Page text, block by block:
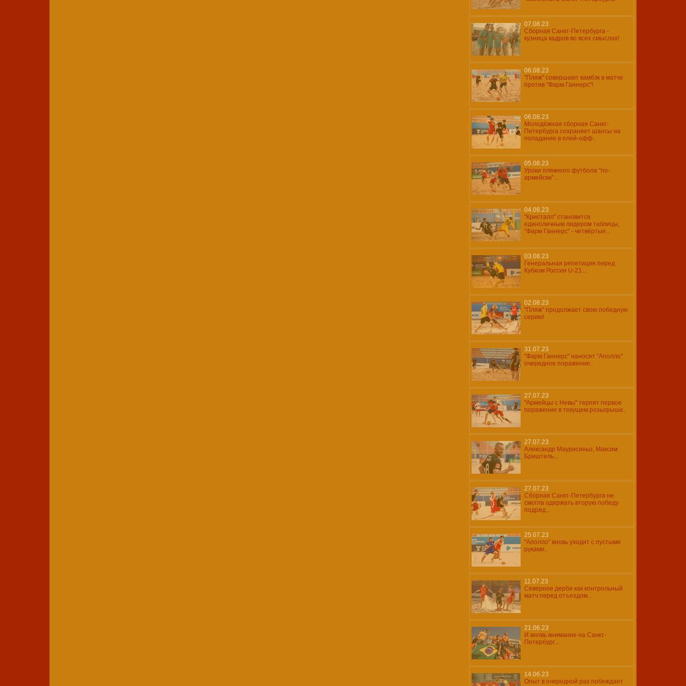
07.08.23
Сборная Санкт-Петербурга -
кузница кадров во всех смыслах!
06.08.23
"Пляж" совершают камбэк в матче
против "Фарм Ганнерс"!
06.08.23
Молодёжная сборная Санкт-
Петербурга сохраняет шансы на
попадание в плей-офф..
05.08.23
Уроки пляжного футбола "по-
армейски"...
04.08.23
"Кристалл" становится
единоличным лидером таблицы,
"Фарм Ганнерс" - четвёртые...
03.08.23
Генеральная репетиция перед
Кубком России U-21...
02.08.23
"Пляж" продолжает свою победную
серию!
31.07.23
"Фарм Ганнерс" наносят "Аполло"
очередное поражение..
27.07.23
"Армейцы с Невы" терпят первое
поражение в текущем розыгрыше..
27.07.23
Александр Маурисиньо, Максим
Бриштель...
27.07.23
Сборная Санкт-Петербурга не
смогла одержать вторую победу
подряд...
25.07.23
"Аполло" вновь уходит с пустыми
руками..
11.07.23
Северное дерби как контрольный
матч перед отъездом..
21.06.23
И вновь внимание на Санкт-
Петербург...
14.06.23
Опыт в очередной раз побеждает